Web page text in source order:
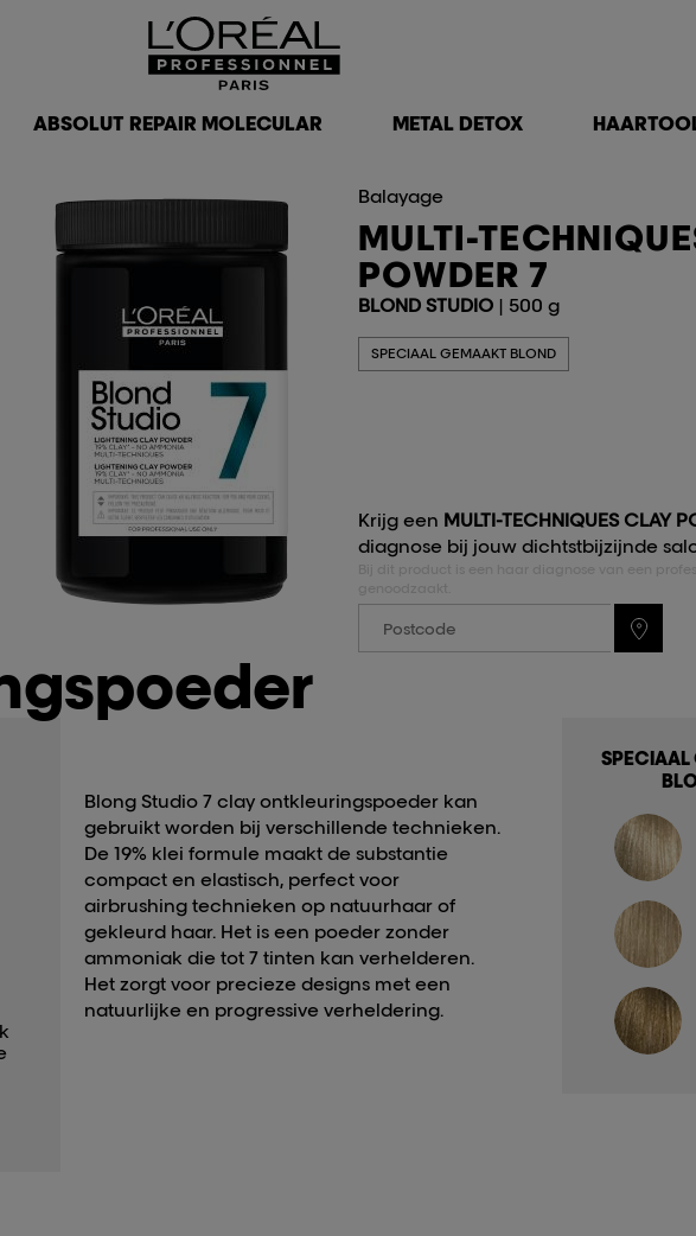
ABSOLUT REPAIR MOLECULAR METAL DETOX
Balayage
MULTI-
POWDER 7
BLOND STUDIO | 500 g
SPECIAAL GEMAAKT BLOND
Krijg een MULTI-TECHNIQUES CLAY
diagnose bij jouw dichtstbijzijnde
Blong Studio 7 clay ontkleuringspoeder kan
gebruikt worden bij verschillende technieken.
De 19% klei formule maakt de substantie
compact en elastisch, perfect voor
airbrushing technieken op natuurhaar of
gekleurd haar. Het is een poeder zonder
ammoniak die tot 7 tinten kan verhelderen.
Het zorgt voor precieze designs met een
natuurlijke en progressive verheldering.
SPECIAAL